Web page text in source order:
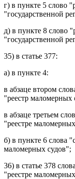
г) в пункте 5 слово
"государственной
д) в пункте 8 слово
"государственной
35) в статье 377:
а) в пункте 4:
в абзаце втором
"реестр маломерных
в абзаце третьем
"реестре
б) в пункте 6 слова
маломерных судов";
36) в статье 378
"реестре